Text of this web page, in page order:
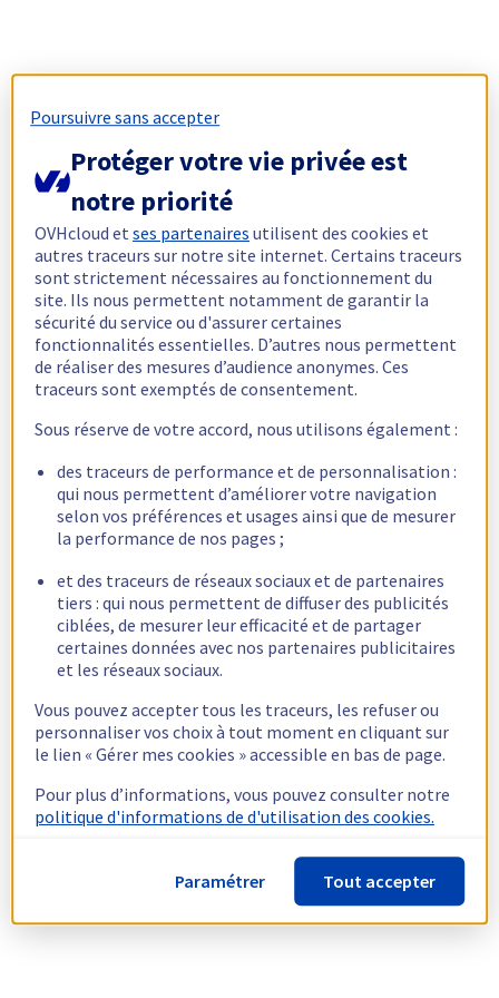
Poursuivre sans accepter
Protéger votre vie privée est
notre priorité
OVHcloud etses partenaires utilisent des cookies et
autres traceurs sur notre site internet. Certains traceurs
sont strictement nécessaires au fonctionnement du
site. Ils nous permettent notamment de garantir la
sécurité du service ou d'assurer certaines
fonctionnalités essentielles. D’autres nous permettent
de réaliser des mesures d’audience anonymes. Ces
traceurs sont exemptés de consentement.
Sous réserve de votre accord, nous utilisons également :
des traceurs de performance et de personnalisation :
qui nous permettent d’améliorer votre navigation
selon vos préférences et usages ainsi que de mesurer
la performance de nos pages ;
et des traceurs de réseaux sociaux et de partenaires
tiers : qui nous permettent de diffuser des publicités
ciblées, de mesurer leur efficacité et de partager
certaines données avec nos partenaires publicitaires
et les réseaux sociaux.
Vous pouvez accepter tous les traceurs, les refuser ou
personnaliser vos choix à tout moment en cliquant sur
le lien « Gérer mes cookies » accessible en bas de page.
Pour plus d’informations, vous pouvez consulter notre
politique d'informations de d'utilisation des cookies.
Paramétrer Tout accepter